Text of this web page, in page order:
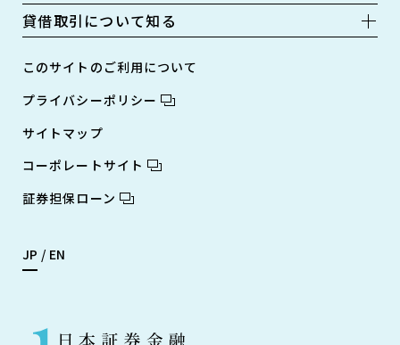
貸借取引について知る
このサイトのご利用について
プライバシーポリシー
サイトマップ
コーポレートサイト
証券担保ローン
JP EN